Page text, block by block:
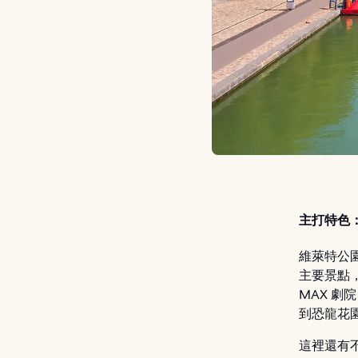
主打特色
維萊特公
主要景點
MAX 劇
到恐龍花
這裡還有